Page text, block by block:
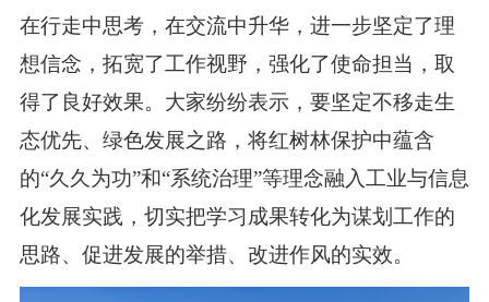
在行走中思考，在交流中升华，进一步坚定了理
想信念，拓宽了工作视野，强化了使命担当，取
得了良好效果。大家纷纷表示，要坚定不移走生
态优先、绿色发展之路，将红树林保护中蕴含
的“久久为功”和“系统治理”等理念融入工业与信息
化发展实践，切实把学习成果转化为谋划工作的
思路、促进发展的举措、改进作风的实效。